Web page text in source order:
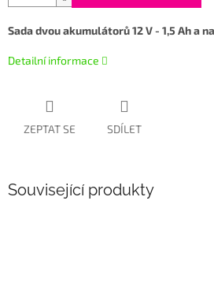
Sada dvou akumulátorů 12 V - 1,5 Ah a
Detailní informace
ZEPTAT SE SDÍLET
Související produkty